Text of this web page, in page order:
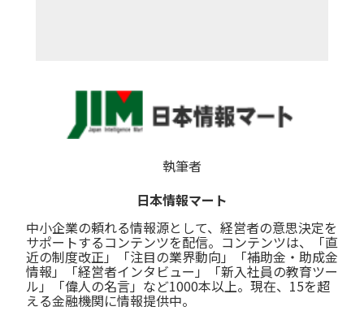
執筆者
日本情報マート
中小企業の頼れる情報源として、経営者の意思決定を
サポートするコンテンツを配信。コンテンツは、「直
近の制度改正」「注目の業界動向」「補助金・助成金
情報」「経営者インタビュー」「新入社員の教育ツー
ル」「偉人の名言」など1000本以上。現在、15を超
える金融機関に情報提供中。